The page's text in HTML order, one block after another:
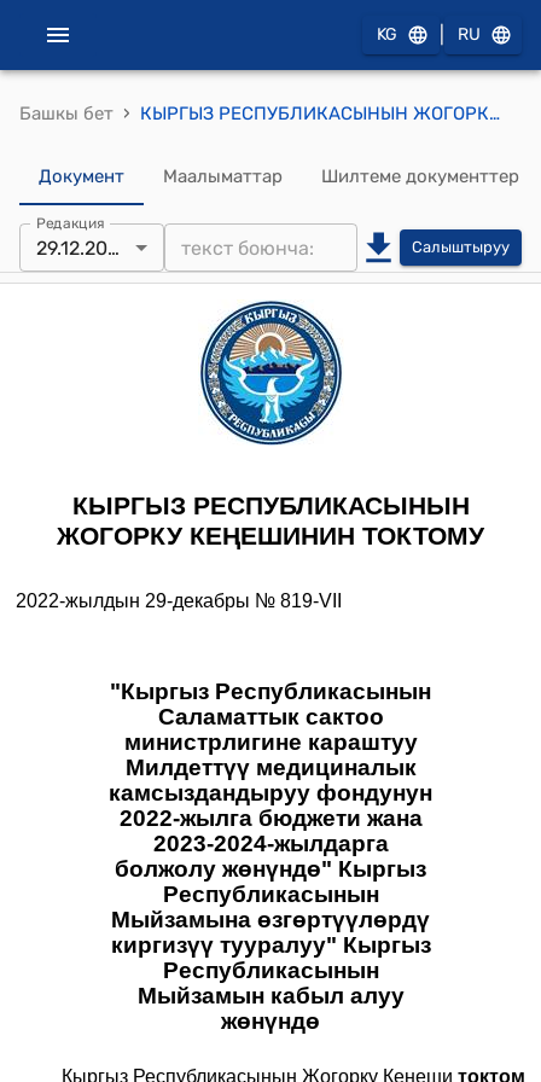
KG RU
Башкы бет › КЫРГЫЗ РЕСПУБЛИКАСЫНЫН ЖОГОРКУ КЕҢЕШИНИН 2022-жылдын 29-декабрындагы № 819-VII "Кыргыз Республикасынын Саламаттык сактоо министрлигине караштуу Милдеттүү медициналык камсыздандыруу фондунун 2022-жылга бюджети жана 2023-2024-жылдарга болжолу жөнүндө" Кыргыз Республикасынын Мыйзамына өзгөртүүлөрдү киргизүү тууралуу" Кыргыз Республикасынын Мыйзамын кабыл алуу жөнүндө" ТОКТОМУ
Документ Маалыматтар Шилтеме документтер
Редакция
29.12.2022 Салыштыруу